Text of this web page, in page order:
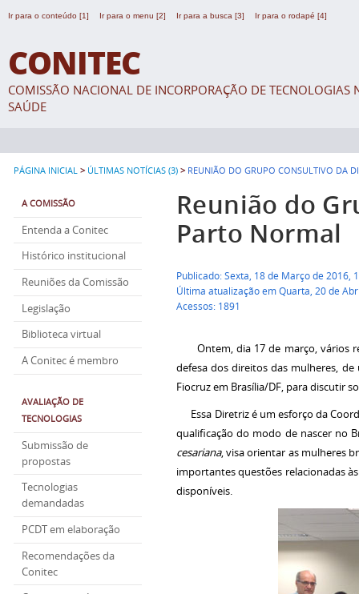
Ir para o conteúdo [1] Ir para o menu [2] Ir para a busca [3] Ir para o rodapé [4]
CONITEC
COMISSÃO NACIONAL DE INCORPORAÇÃO DE TECNOLOGIAS
SAÚDE
PÁGINA INICIAL > ÚLTIMAS NOTÍCIAS (3) > REUNIÃO DO GRUPO CONSULTIVO DA
A COMISSÃO
Entenda a Conitec
Histórico institucional
Reuniões da Comissão
Legislação
Biblioteca virtual
A Conitec é membro
AVALIAÇÃO DE
TECNOLOGIAS
Submissão de
propostas
Tecnologias
demandadas
PCDT em elaboração
Recomendações da
Conitec
Reunião do
Parto Normal
Publicado: Sexta, 18 de Março de 2016,
Última atualização em Quarta, 20 de
Acessos: 1891
Ontem, dia 17 de março, vários
defesa dos direitos das mulheres,
Fiocruz em Brasília/DF, para discutir
Essa Diretriz é um esforço da
qualificação do modo de nascer no
cesariana, visa orientar as mulheres
importantes questões relacionadas
disponíveis.